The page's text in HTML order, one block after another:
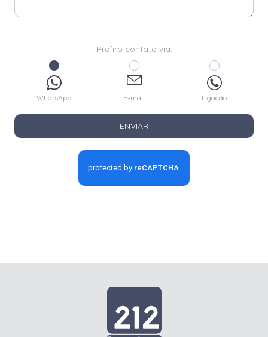
Prefiro contato via:
WhatsApp E-mail Ligação
ENVIAR